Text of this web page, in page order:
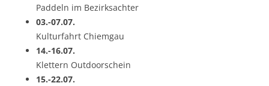
Paddeln im Bezirksachter
03.-07.07.
Kulturfahrt Chiemgau
14.-16.07.
Klettern Outdoorschein
15.-22.07.